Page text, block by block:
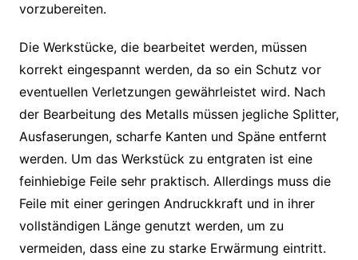
vorzubereiten.
Die Werkstücke, die bearbeitet werden, müssen
korrekt eingespannt werden, da so ein Schutz vor
eventuellen Verletzungen gewährleistet wird. Nach
der Bearbeitung des Metalls müssen jegliche Splitter,
Ausfaserungen, scharfe Kanten und Späne entfernt
werden. Um das Werkstück zu entgraten ist eine
feinhiebige Feile sehr praktisch. Allerdings muss die
Feile mit einer geringen Andruckkraft und in ihrer
vollständigen Länge genutzt werden, um zu
vermeiden, dass eine zu starke Erwärmung eintritt.